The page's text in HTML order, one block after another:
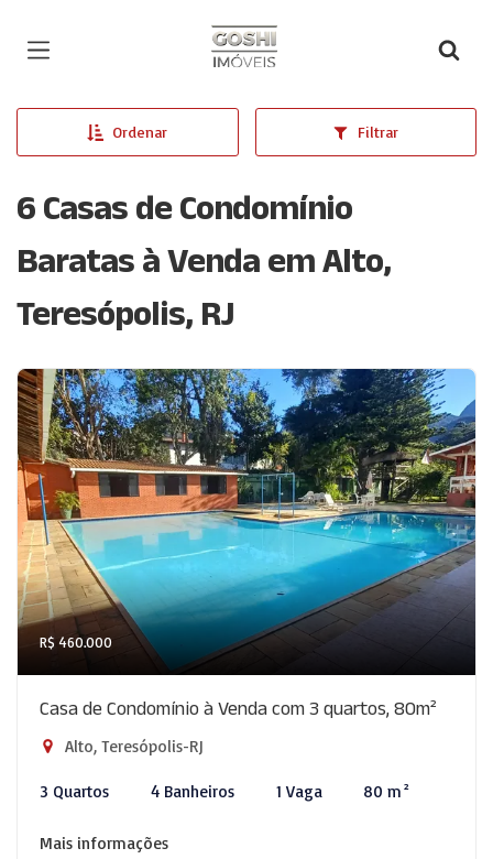
Página inicial
Ordenar Filtrar
6 Casas de Condomínio
Baratas à Venda em Alto,
Teresópolis, RJ
R$ 460.000
Casa de Condomínio à Venda com 3 quartos, 80m²
Alto, Teresópolis-RJ
3 Quartos 4 Banheiros 1 Vaga 80 m²
Mais informações